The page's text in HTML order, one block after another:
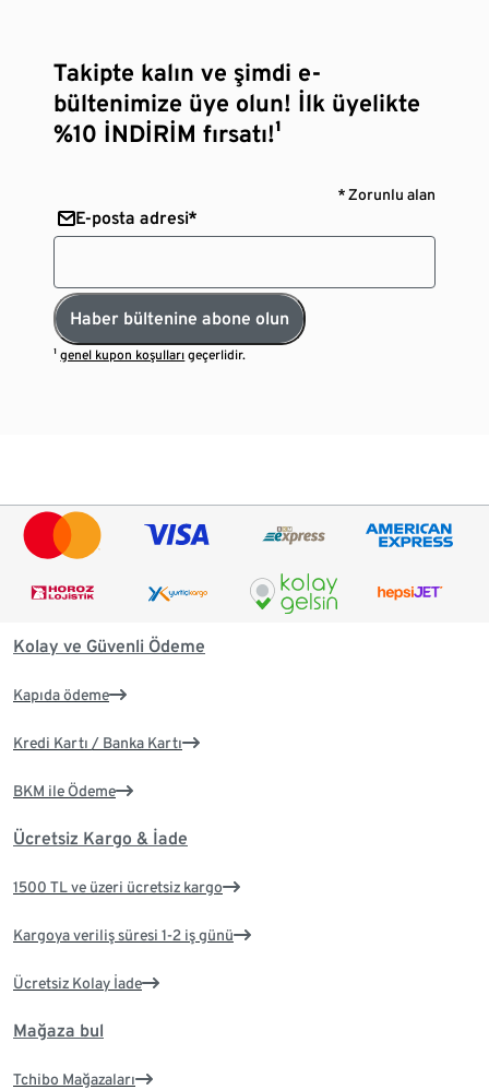
Takipte kalın ve şimdi e-
bültenimize üye olun! İlk üyelikte
%10 İNDİRİM fırsatı!¹
* Zorunlu alan
E-posta adresi*
Haber bültenine abone olun
¹genel kupon koşulları geçerlidir.
Kolay ve Güvenli Ödeme
Kapıda ödeme
Kredi Kartı / Banka Kartı
BKM ile Ödeme
Ücretsiz Kargo & İade
1500 TL ve üzeri ücretsiz kargo
Kargoya veriliş süresi 1-2 iş günü
Ücretsiz Kolay İade
Mağaza bul
Tchibo Mağazaları